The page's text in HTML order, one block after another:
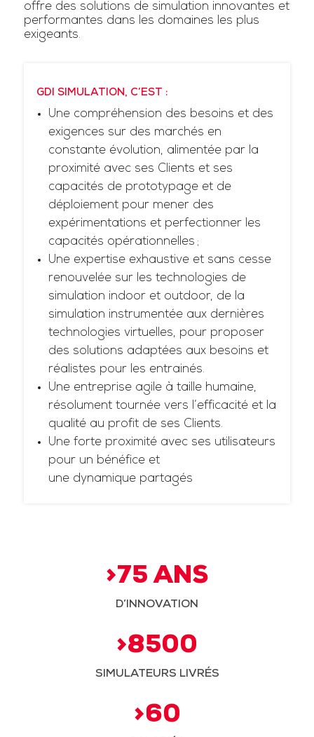
offre des solutions de simulation innovantes et
performantes dans les domaines les plus
exigeants.
GDI SIMULATION, C’EST :
Une compréhension des besoins et des
exigences sur des marchés en
constante évolution, alimentée par la
proximité avec ses Clients et ses
capacités de prototypage et de
déploiement pour mener des
expérimentations et perfectionner les
capacités opérationnelles ;
Une expertise exhaustive et sans cesse
renouvelée sur les technologies de
simulation indoor et outdoor, de la
simulation instrumentée aux dernières
technologies virtuelles, pour proposer
des solutions adaptées aux besoins et
réalistes pour les entrainés.
Une entreprise agile à taille humaine,
résolument tournée vers l’efficacité et la
qualité au profit de ses Clients.
Une forte proximité avec ses utilisateurs
pour un bénéfice et
une dynamique partagés
>75 ANS
D’INNOVATION
>8500
SIMULATEURS LIVRÉS
>60